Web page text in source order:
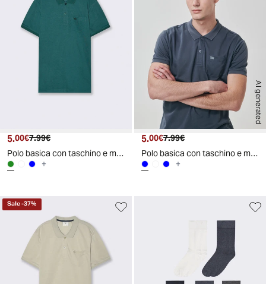
Prezzo attuale
5.00€ Prezzo originale
7.99€
Polo basica con taschino e maniche corte - Verde petrolio
+
AI generated
Prezzo attuale
5.00€ Prezzo originale
7.99€
Polo basica con taschino e maniche corte - Avion
+
Sale-37%